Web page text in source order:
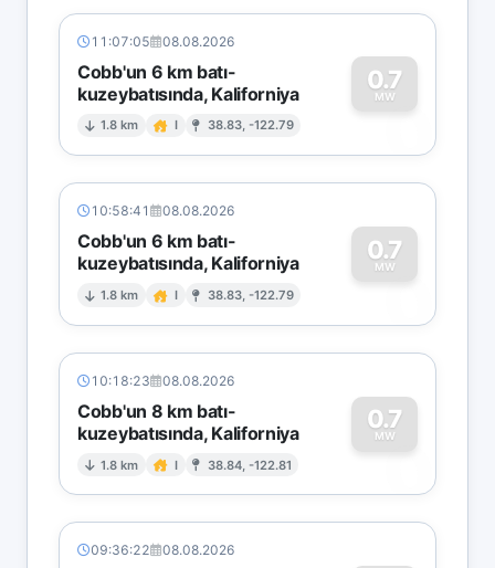
11:07:05 08.08.2026
Cobb'un 6 km batı-
kuzeybatısında, Kaliforniya
1.8 km I 38.83, -122.79
0.7
MW
0
10:58:41 08.08.2026
Cobb'un 6 km batı-
kuzeybatısında, Kaliforniya
1.8 km I 38.83, -122.79
0.7
MW
0
10:18:23 08.08.2026
Cobb'un 8 km batı-
kuzeybatısında, Kaliforniya
1.8 km I 38.84, -122.81
0.7
MW
0
09:36:22 08.08.2026